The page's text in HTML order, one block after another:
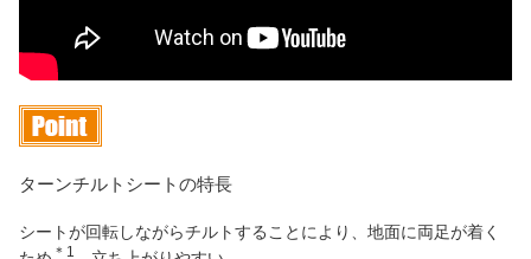
ターンチルトシートの特長
シートが回転しながらチルトすることにより、地面に両足が着く
＊1